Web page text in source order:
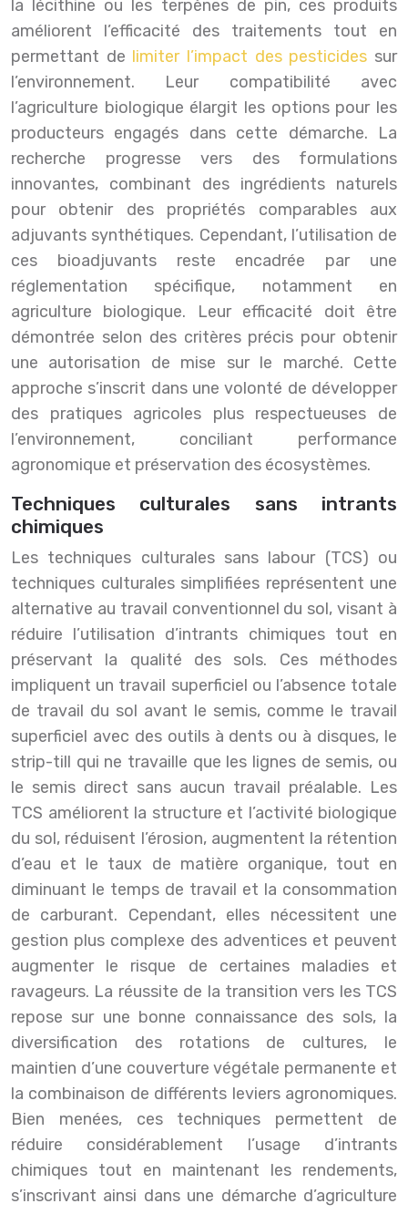
la lécithine ou les terpènes de pin, ces produits
améliorent l’efficacité des traitements tout en
permettant de limiter l’impact des pesticides sur
l’environnement. Leur compatibilité avec
l’agriculture biologique élargit les options pour les
producteurs engagés dans cette démarche. La
recherche progresse vers des formulations
innovantes, combinant des ingrédients naturels
pour obtenir des propriétés comparables aux
adjuvants synthétiques. Cependant, l’utilisation de
ces bioadjuvants reste encadrée par une
réglementation spécifique, notamment en
agriculture biologique. Leur efficacité doit être
démontrée selon des critères précis pour obtenir
une autorisation de mise sur le marché. Cette
approche s’inscrit dans une volonté de développer
des pratiques agricoles plus respectueuses de
l’environnement, conciliant performance
agronomique et préservation des écosystèmes.
Techniques culturales sans intrants
chimiques
Les techniques culturales sans labour (TCS) ou
techniques culturales simplifiées représentent une
alternative au travail conventionnel du sol, visant à
réduire l’utilisation d’intrants chimiques tout en
préservant la qualité des sols. Ces méthodes
impliquent un travail superficiel ou l’absence totale
de travail du sol avant le semis, comme le travail
superficiel avec des outils à dents ou à disques, le
strip-till qui ne travaille que les lignes de semis, ou
le semis direct sans aucun travail préalable. Les
TCS améliorent la structure et l’activité biologique
du sol, réduisent l’érosion, augmentent la rétention
d’eau et le taux de matière organique, tout en
diminuant le temps de travail et la consommation
de carburant. Cependant, elles nécessitent une
gestion plus complexe des adventices et peuvent
augmenter le risque de certaines maladies et
ravageurs. La réussite de la transition vers les TCS
repose sur une bonne connaissance des sols, la
diversification des rotations de cultures, le
maintien d’une couverture végétale permanente et
la combinaison de différents leviers agronomiques.
Bien menées, ces techniques permettent de
réduire considérablement l’usage d’intrants
chimiques tout en maintenant les rendements,
s’inscrivant ainsi dans une démarche d’agriculture